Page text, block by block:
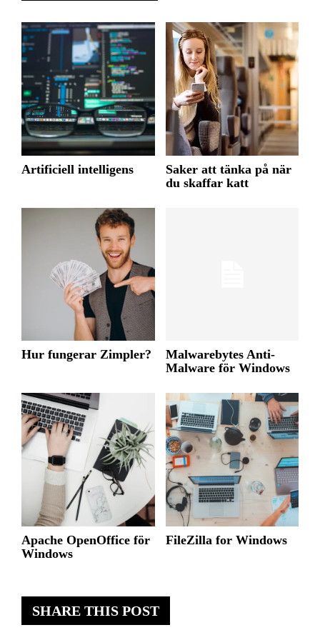
SHARE THIS POST
Artificiell intelligens
Saker att tänka på när
du skaffar katt
Hur fungerar Zimpler?
Malwarebytes Anti-
Malware för Windows
Apache OpenOffice för
Windows
FileZilla for Windows